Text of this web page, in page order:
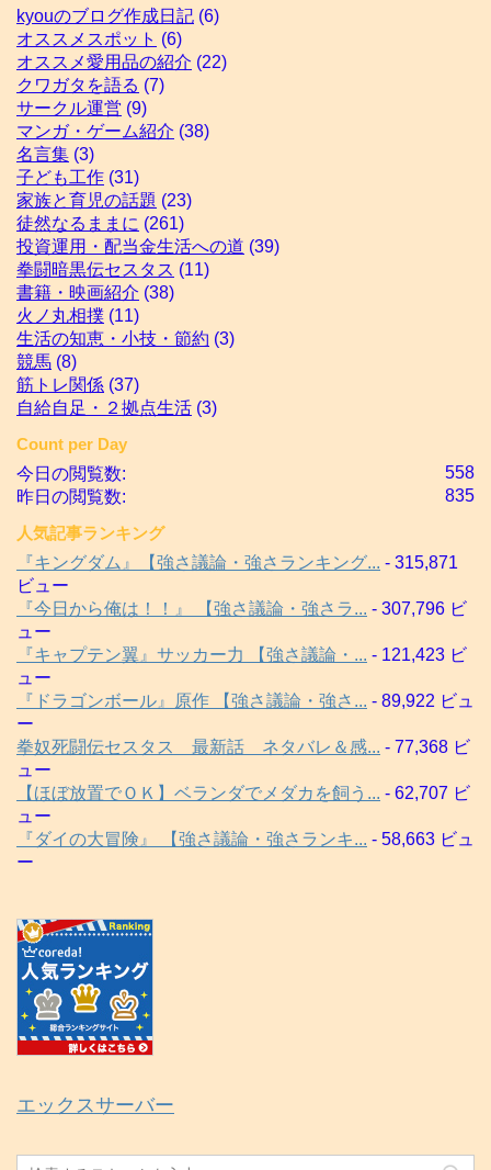
kyouのブログ作成日記 (6)
オススメスポット (6)
オススメ愛用品の紹介 (22)
クワガタを語る (7)
サークル運営 (9)
マンガ・ゲーム紹介 (38)
名言集 (3)
子ども工作 (31)
家族と育児の話題 (23)
徒然なるままに (261)
投資運用・配当金生活への道 (39)
拳闘暗黒伝セスタス (11)
書籍・映画紹介 (38)
火ノ丸相撲 (11)
生活の知恵・小技・節約 (3)
競馬 (8)
筋トレ関係 (37)
自給自足・２拠点生活 (3)
Count per Day
558
今日の閲覧数:
835
昨日の閲覧数:
人気記事ランキング
『キングダム』【強さ議論・強さランキング... - 315,871
ビュー
『今日から俺は！！』 【強さ議論・強さラ... - 307,796 ビ
ュー
『キャプテン翼』サッカー力 【強さ議論・... - 121,423 ビ
ュー
『ドラゴンボール』原作 【強さ議論・強さ... - 89,922 ビュ
ー
拳奴死闘伝セスタス 最新話 ネタバレ＆感... - 77,368 ビ
ュー
【ほぼ放置でＯＫ】ベランダでメダカを飼う... - 62,707 ビ
ュー
『ダイの大冒険』 【強さ議論・強さランキ... - 58,663 ビュ
ー
エックスサーバー